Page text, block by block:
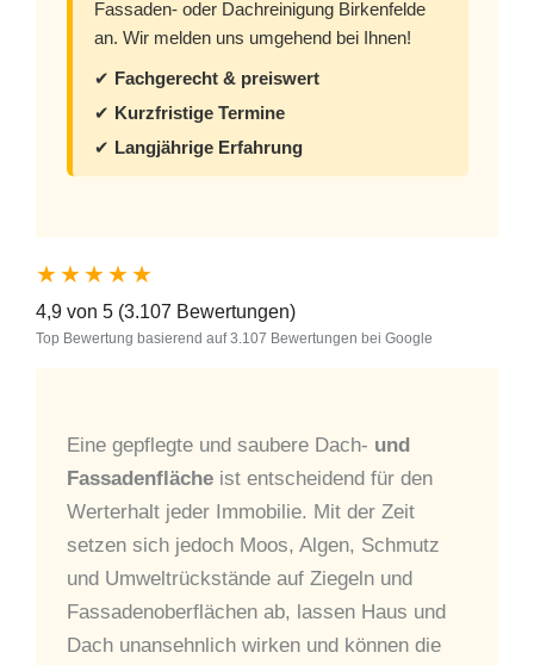
Fassaden- oder Dachreinigung Birkenfelde
an. Wir melden uns umgehend bei Ihnen!
✔ Fachgerecht & preiswert
✔ Kurzfristige Termine
✔ Langjährige Erfahrung
★★★★★
4,9 von 5 (3.107 Bewertungen)
Top Bewertung basierend auf 3.107 Bewertungen bei Google
Eine gepflegte und saubere Dach- und
Fassadenflächeist entscheidend für den
Werterhalt jeder Immobilie. Mit der Zeit
setzen sich jedoch Moos, Algen, Schmutz
und Umweltrückstände auf Ziegeln und
Fassadenoberflächen ab, lassen Haus und
Dach unansehnlich wirken und können die